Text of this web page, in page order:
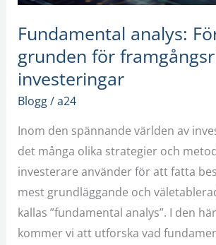
Fundamental analys:
grunden för
investeringar
Blogg/a24
Inom den spännande världen av
det många olika strategier och
investerare använder för att fatta
mest grundläggande och
kallas ”fundamental analys”. I den
kommer vi att utforska vad